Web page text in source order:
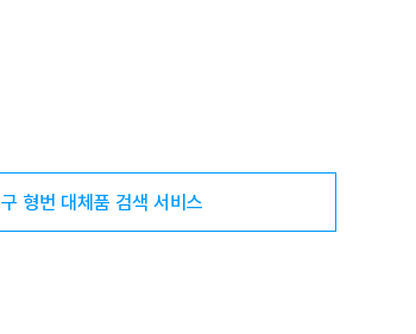
구 형번 대체품 검색 서비스